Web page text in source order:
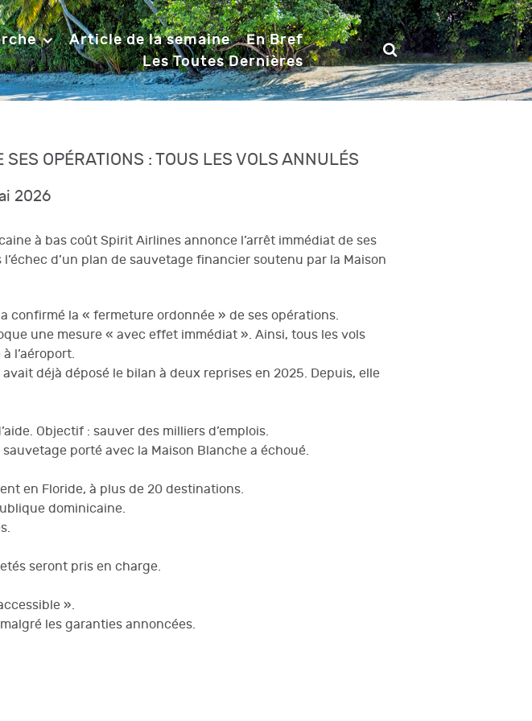
Article de la semaine
En Bref
Les Toutes Dernières
OPÉRATIONS : TOUS LES VOLS ANNULÉS
2026
à bas coût Spirit Airlines annonce l’arrêt immédiat de ses
d’un plan de sauvetage financier soutenu par la Maison
confirmé la « fermeture ordonnée » de ses opérations.
une mesure « avec effet immédiat ». Ainsi, tous les vols
l’aéroport.
déjà déposé le bilan à deux reprises en 2025. Depuis, elle
Objectif : sauver des milliers d’emplois.
porté avec la Maison Blanche a échoué.
en Floride, à plus de 20 destinations.
dominicaine.
seront pris en charge.
».
les garanties annoncées.
le Premier ministre pour le redressement d’Haïti
bousculade à la Citadelle Christophe